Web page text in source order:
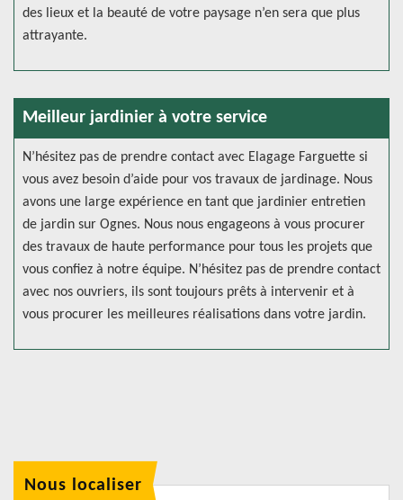
des lieux et la beauté de votre paysage n’en sera que plus
attrayante.
Meilleur jardinier à votre service
N’hésitez pas de prendre contact avec Elagage Farguette si
vous avez besoin d’aide pour vos travaux de jardinage. Nous
avons une large expérience en tant que jardinier entretien
de jardin sur Ognes. Nous nous engageons à vous procurer
des travaux de haute performance pour tous les projets que
vous confiez à notre équipe. N’hésitez pas de prendre contact
avec nos ouvriers, ils sont toujours prêts à intervenir et à
vous procurer les meilleures réalisations dans votre jardin.
Nous localiser